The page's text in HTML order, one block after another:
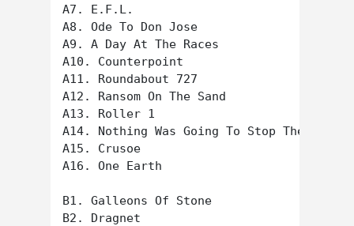
A7. E.F.L.
A8. Ode To Don Jose
A9. A Day At The Races
A10. Counterpoint
A11. Roundabout 727
A12. Ransom On The Sand
A13. Roller 1
A14. Nothing Was Going To Stop Them Then,
A15. Crusoe
A16. One Earth
B1. Galleons Of Stone
B2. Dragnet